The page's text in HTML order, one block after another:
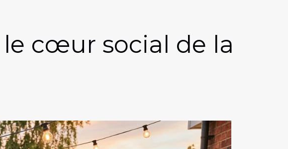
cœur social de la